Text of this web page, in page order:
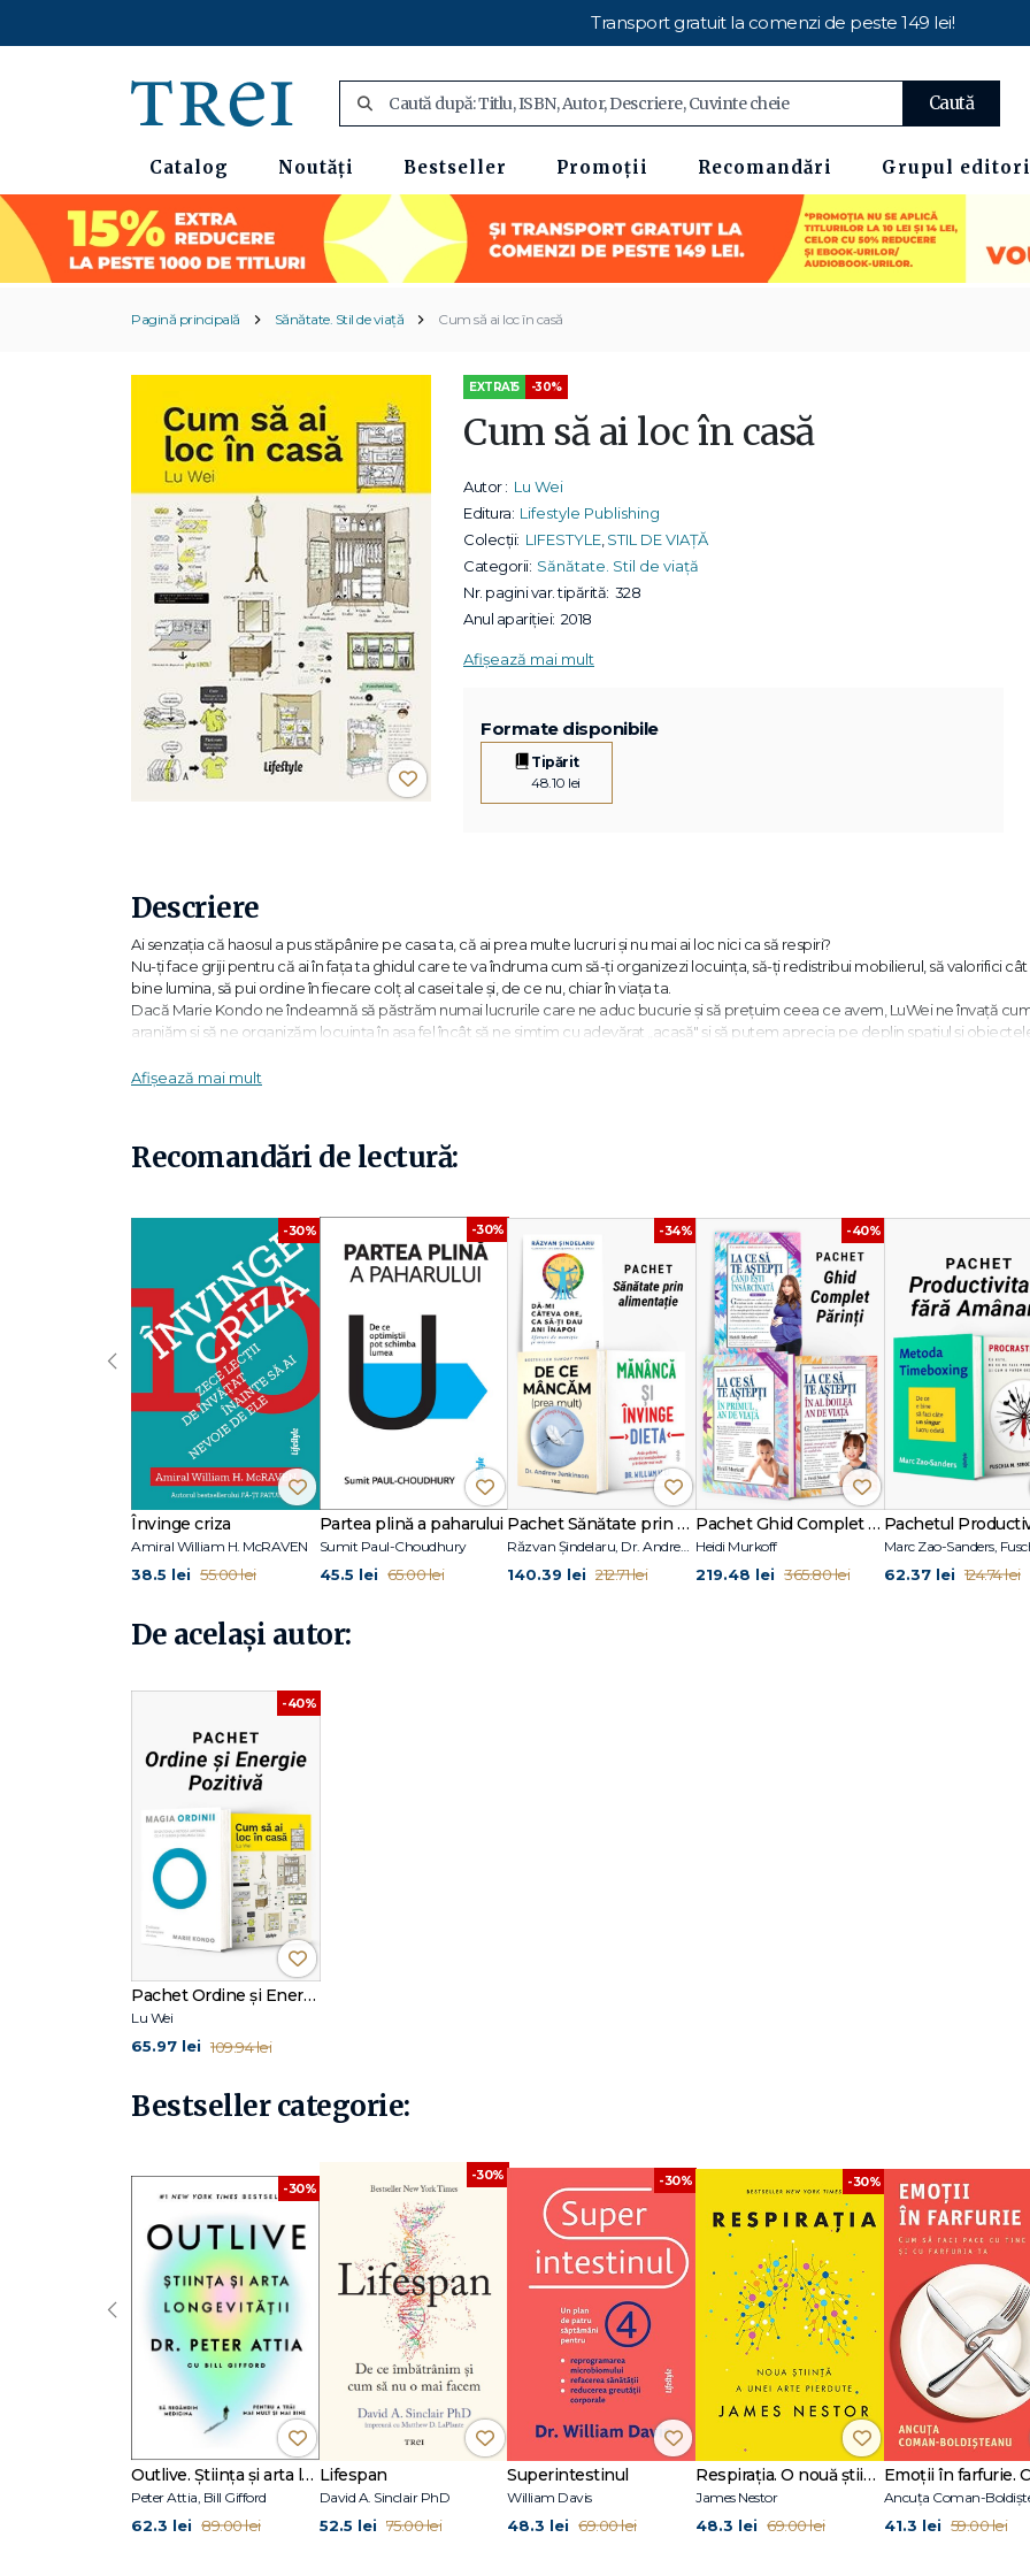
Transport gratuit la comenzi de peste 149 lei!
Caută
Catalog Noutăți Bestseller Promoții Recomandări Grupul
Pagină principală Sănătate. Stil de viață Cum să ai loc în casă
EXTRA15 -30%
Cum să ai loc în casă
Autor : Lu Wei
Editura: Lifestyle Publishing
Colecții: LIFESTYLE, STIL DE VIAȚĂ
Categorii: Sănătate. Stil de viață
Nr. pagini var. tipărită: 328
Anul apariției: 2018
Afișează mai mult
Formate disponibile
Tipărit
48.10 lei
Descriere
Ai senzația că haosul a pus stăpânire pe casa ta, că ai prea multe lucruri și nu mai ai loc nici ca să respiri?
Nu-ți face griji pentru că ai în fața ta ghidul care te va îndruma cum să-ți organizezi locuința, să-ți redistribui mobilierul, să valorifici
bine lumina, să pui ordine în fiecare colț al casei tale și, de ce nu, chiar în viața ta.
Dacă Marie Kondo ne îndeamnă să păstrăm numai lucrurile care ne aduc bucurie și să prețuim ceea ce avem, LuWei ne învață
aranjăm și să ne organizăm locuința în așa fel încât să ne simțim cu adevărat „acasă" și să putem aprecia pe deplin spațiul și
Lu Wei, de profesie arhitect, și-a transformat obsesia pentru ordine în profesie, fiind unul dintre cei mai căutați consultanți de design
Afișează mai mult
Recomandări de lectură:
-30%
Învinge criza
Amiral William H. McRAVEN
38.5 lei 55.00 lei
-30%
Partea plină a paharului
Sumit Paul-Choudhury
45.5 lei 65.00 lei
-34%
Pachet Sănătate prin alimentație
Răzvan Șindelaru, Dr. Andrew Jenkinson, Dr. William W. Li
140.39 lei 212.71 lei
-40%
Pachet Ghid Complet Părinți
Heidi Murkoff
219.48 lei 365.80 lei 62.37 lei 124.74 lei
‹
De același autor:
-40%
Pachet Ordine și Energie Pozitivă
Lu Wei
65.97 lei 109.94 lei
Bestseller categorie:
-30%
Outlive. Știința și arta longevității
Peter Attia, Bill Gifford
62.3 lei 89.00 lei
-30%
Lifespan
David A. Sinclair PhD
52.5 lei 75.00 lei
-30%
Superintestinul
William Davis
48.3 lei 69.00 lei
-30%
Respirația. O nouă știință a unei arte pierdute
James Nestor
48.3 lei 69.00 lei
Ancuța Coman-
41.3 lei 59.00 lei
‹